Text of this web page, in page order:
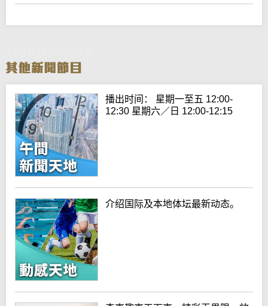
播出时间： 星期一至五 12:00-
12:30 星期六／日 12:00-12:15
介绍国际及本地体坛最新动态。